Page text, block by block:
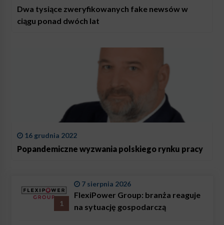
Dwa tysiące zweryfikowanych fake newsów w
ciągu ponad dwóch lat
16 grudnia 2022
Popandemiczne wyzwania polskiego rynku pracy
1
7 sierpnia 2026
FlexiPower Group: branża reaguje
na sytuację gospodarczą